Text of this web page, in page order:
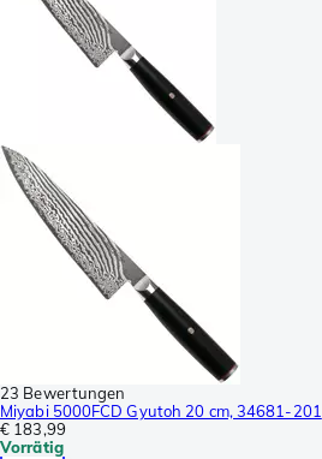
23 Bewertungen
Miyabi 5000FCD Gyutoh 20 cm, 34681-201
€ 183,99
Vorrätig